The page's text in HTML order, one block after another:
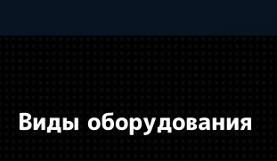
Виды оборудования